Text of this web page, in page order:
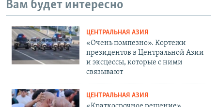
Вам будет интересно
ЦЕНТРАЛЬНАЯ АЗИЯ
«Очень помпезно». Кортежи
президентов в Центральной Азии
и эксцессы, которые с ними
связывают
ЦЕНТРАЛЬНАЯ АЗИЯ